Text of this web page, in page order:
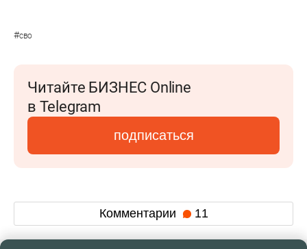
#сво
Читайте БИЗНЕС Online
в Telegram
подписаться
Комментарии 11